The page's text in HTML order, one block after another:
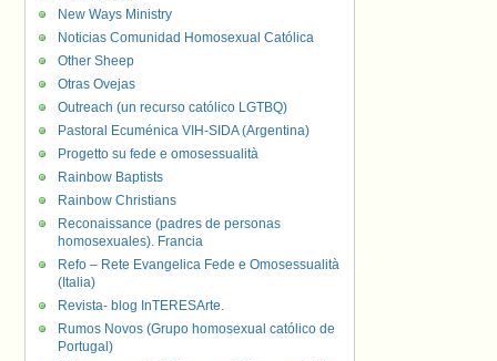
New Ways Ministry
Noticias Comunidad Homosexual Católica
Other Sheep
Otras Ovejas
Outreach (un recurso católico LGTBQ)
Pastoral Ecuménica VIH-SIDA (Argentina)
Progetto su fede e omosessualità
Rainbow Baptists
Rainbow Christians
Reconaissance (padres de personas
homosexuales). Francia
Refo – Rete Evangelica Fede e Omosessualità
(Italia)
Revista- blog InTERESArte.
Rumos Novos (Grupo homosexual católico de
Portugal)